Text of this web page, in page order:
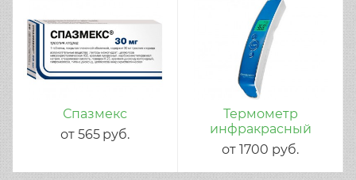
Спазмекс
от 565 руб.
Термометр
инфракрасный
от1700 руб.